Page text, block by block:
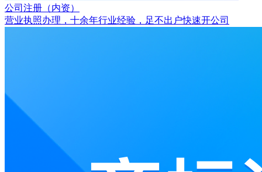
公司注册（内资）
营业执照办理，十余年行业经验，足不出户快速开公司